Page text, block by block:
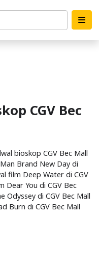
CGV Bec
bioskop CGV Bec Mall
Brand New Day di
film Deep Water di CGV
Dear You di CGV Bec
Odyssey di CGV Bec Mall
Burn di CGV Bec Mall